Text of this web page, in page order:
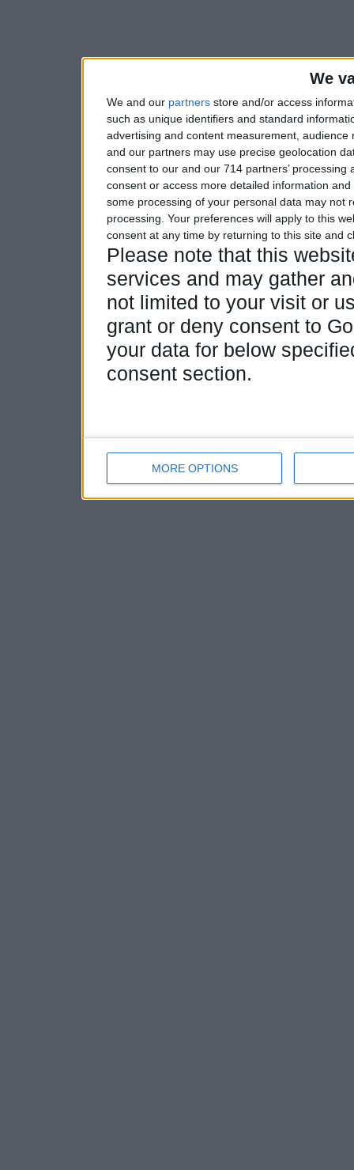
We
We and our partners store and/or access
such as unique identifiers and standard
advertising and content measurement,
and our partners may use precise geolocation
consent to our and our 714 partners’
consent or access more detailed information
some processing of your personal data may not
processing. Your preferences will apply to this
consent at any time by returning to this site and
Please note that this
services and may gather
not limited to your visit or
grant or deny consent to
your data for below
consent section.
MORE OPTIONS